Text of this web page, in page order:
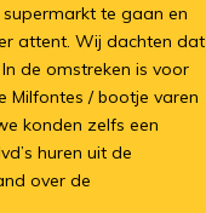
te gaan en
attent. Wij dachten dat
de omstreken is voor
Milfontes / bootje varen
konden zelfs een
huren uit de
over de